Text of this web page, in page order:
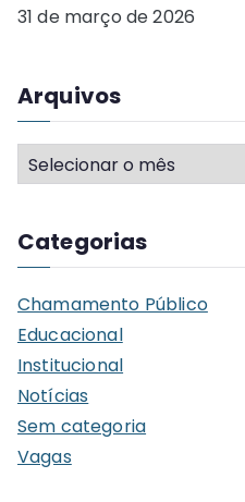
31 de março de 2026
Arquivos
A
r
u
v
o
s
Categorias
Chamamento Público
Educacional
Institucional
Notícias
Sem categoria
Vagas